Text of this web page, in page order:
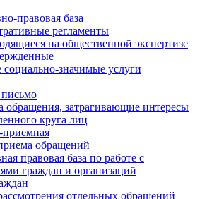
правовая база
регламенты
на общественной экспертизе
значимые услуги
обращения, затрагивающие интересы
круга лиц
обращений
правовая база по работе с
граждан и организаций
отдельных обращений